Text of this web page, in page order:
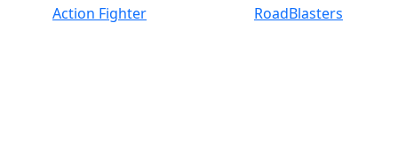
Action Fighter RoadBlasters